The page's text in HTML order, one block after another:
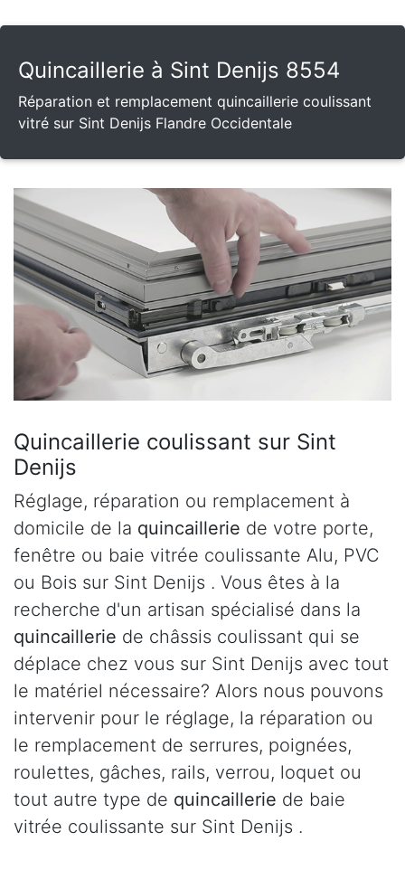
Quincaillerie à Sint Denijs 8554
Réparation et remplacement quincaillerie coulissant
vitré sur Sint Denijs Flandre Occidentale
Quincaillerie coulissant sur Sint
Denijs
Réglage, réparation ou remplacement à
domicile de la quincaillerie de votre porte,
fenêtre ou baie vitrée coulissante Alu, PVC
ou Bois sur Sint Denijs . Vous êtes à la
recherche d'un artisan spécialisé dans la
quincaillerie de châssis coulissant qui se
déplace chez vous sur Sint Denijs avec tout
le matériel nécessaire? Alors nous pouvons
intervenir pour le réglage, la réparation ou
le remplacement de serrures, poignées,
roulettes, gâches, rails, verrou, loquet ou
tout autre type de quincaillerie de baie
vitrée coulissante sur Sint Denijs .